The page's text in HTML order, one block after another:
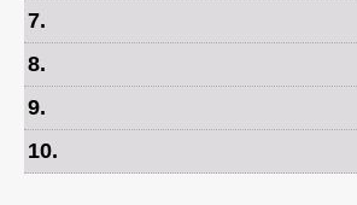
7.
8.
9.
10.